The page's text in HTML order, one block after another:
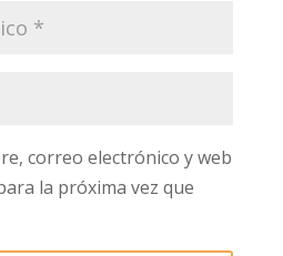
correo electrónico y web
la próxima vez que